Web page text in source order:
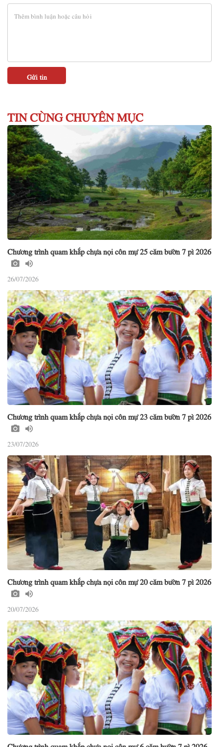
TIN CÙNG CHUYÊN MỤC
Chương trình quam khắp chựa nọi côn mự 25 căm bườn 7 pì 2026
26/07/2026
Chương trình quam khắp chựa nọi côn mự 23 căm bườn 7 pì 2026
23/07/2026
Chương trình quam khắp chựa nọi côn mự 20 căm bườn 7 pì 2026
20/07/2026